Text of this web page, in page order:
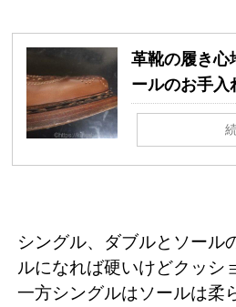
革靴の履き心
ールのお手入
シングル、ダブルとソール
ルになれば硬いけどクッシ
一方シングルはソールは柔